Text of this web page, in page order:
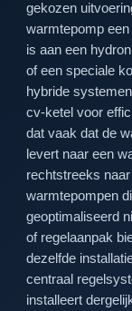
gekozen
warmtepomp
is aan een
of een speciale
hybride
cv-ketel voor
dat vaak dat de
levert naar een
rechtstreeks
warmtepompen
geoptimaliseerd
of regelaanpak
dezelfde
centraal
installeert